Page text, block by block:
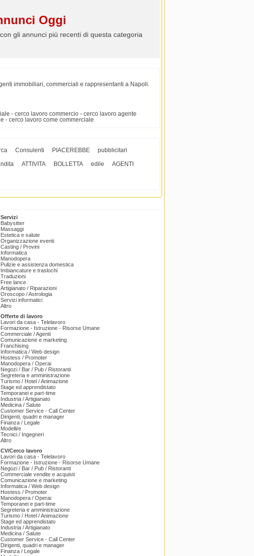
Oggi
gli annunci più recenti di questa categoria
immobiliari, commerciali e rappresentanti a Napoli.
- cerco lavoro commercio - cerco lavoro agente
- cerco lavoro come commerciale
Consulenti PIACEREBBE
pubblicitari
ATTIVITA BOLLETTA edile
AGENTI
Servizi
Babysitter
Massaggi
Estetica e salute
Organizzazione eventi
Casting / Provini
Informatica
Manodopera
Pulizie e assistenza domestica
Imbiancature e traslochi
Traduzioni
Free lance
Artigianato / Riparazioni
Oroscopo / Astrologia
Servizi informatici
Altro
Offerte di lavoro
Lavori da casa - Telelavoro
Formazione - Istruzione - Risorse Umane
Commerciale / Agenti
Comunicazione e marketing
Franchising
Informatica / Web design
Hostess / Promoter
Manodopera / Operai
Negozi / Bar / Pub / Ristoranti
Segreteria e amministrazione
Turismo / Hotel / Animazione
Stage ed apprendistato
Temporanei e part-time
Industria / Artigianato
Medicina / Salute
Customer Service - Call Center
Dirigenti, quadri e manager
Finanza / Legale
Modelli/e
Tecnici / Ingegneri
Altro
CV/Cerco lavoro
Lavori da casa - Telelavoro
Formazione - Istruzione - Risorse Umane
Negozi / Bar / Pub / Ristoranti
Commerciale vendite e acquisti
Comunicazione e marketing
Informatica / Web design
Hostess / Promoter
Manodopera / Operai
Temporanei e part-time
Segreteria e amministrazione
Turismo / Hotel / Animazione
Stage ed apprendistato
Industria / Artigianato
Medicina / Salute
Customer Service - Call Center
Dirigenti, quadri e manager
Finanza / Legale